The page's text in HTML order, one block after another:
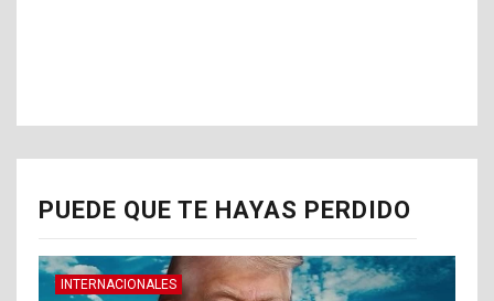
PUEDE QUE TE HAYAS PERDIDO
INTERNACIONALES